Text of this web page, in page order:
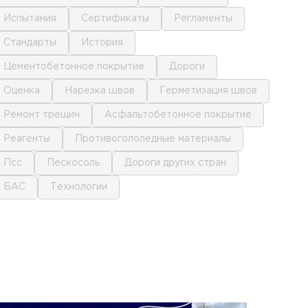
испытания сертификаты регламенты
стандарты история
цементобетонное покрытие дороги
оценка нарезка швов герметизация швов
ремонт трещин асфальтобетонное покрытие
реагенты противогололедные материалы
псс пескосоль дороги других стран
БАС технологии